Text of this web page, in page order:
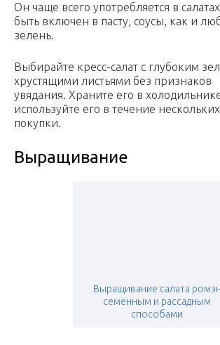
Он чаще всего употребляется в
быть включен в пасту, соусы, как и
зелень.
Выбирайте кресс-салат с глубоким
хрустящими листьями без признаков
увядания. Храните его в
используйте его в течение
покупки.
Выращивание
Выращивание салата ромэн
семенным и рассадным
способами